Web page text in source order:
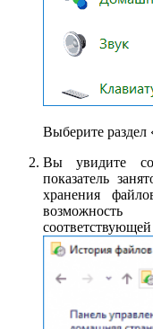
Выберите
Вы увидите
показатель
хранения